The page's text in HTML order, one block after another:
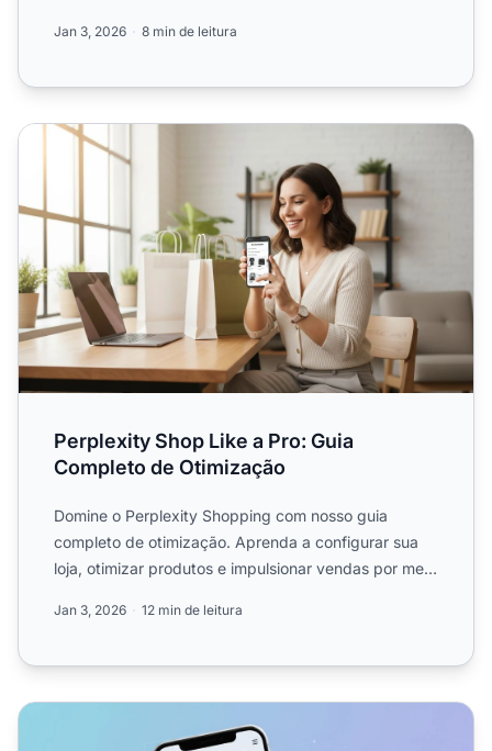
Jan 3, 2026 8 min de leitura
Perplexity Shop Like a Pro: Guia Completo de Otimização
Perplexity Shop Like a Pro: Guia
Completo de Otimização
Domine o Perplexity Shopping com nosso guia
completo de otimização. Aprenda a configurar sua
loja, otimizar produtos e impulsionar vendas por meio
Jan 3, 2026 12 min de leitura
Perplexity Shopping